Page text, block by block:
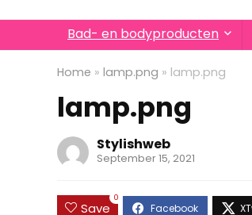
Bad- en bodyproducten
Home » lamp.png » lamp.png
lamp.png
Stylishweb
September 15, 2021
Save
0